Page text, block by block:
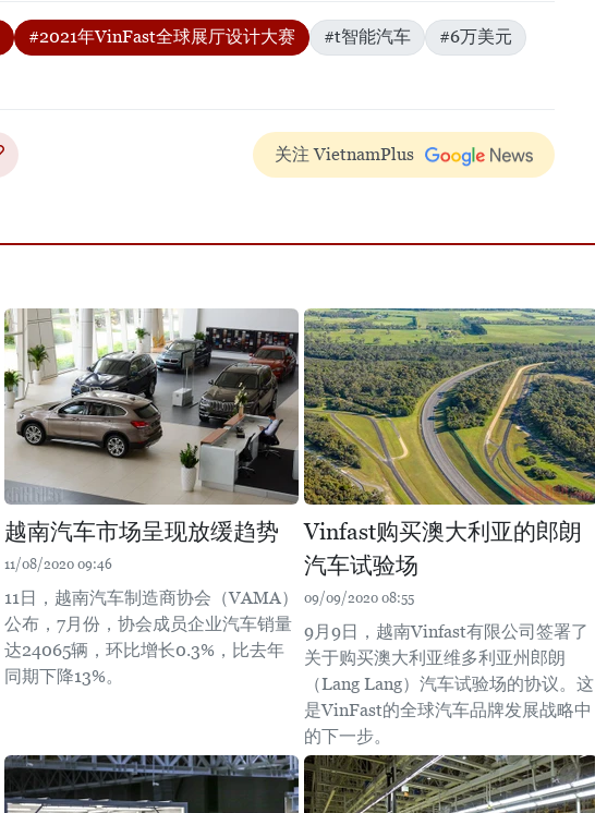
#2021年VinFast全球展厅设计大赛 #t智能汽车
#6万美元
关注 VietnamPlus
越南汽车市场呈现放缓趋势
11/08/2020 09:46
11日，越南汽车制造商协会（VAMA）
公布，7月份，协会成员企业汽车销量
达24065辆，环比增长0.3%，比去年
同期下降13%。
Vinfast购买澳大利亚的郎朗
汽车试验场
09/09/2020 08:55
9月9日，越南Vinfast有限公司签署了
关于购买澳大利亚维多利亚州郎朗
（Lang Lang）汽车试验场的协议。这
是VinFast的全球汽车品牌发展战略中
的下一步。